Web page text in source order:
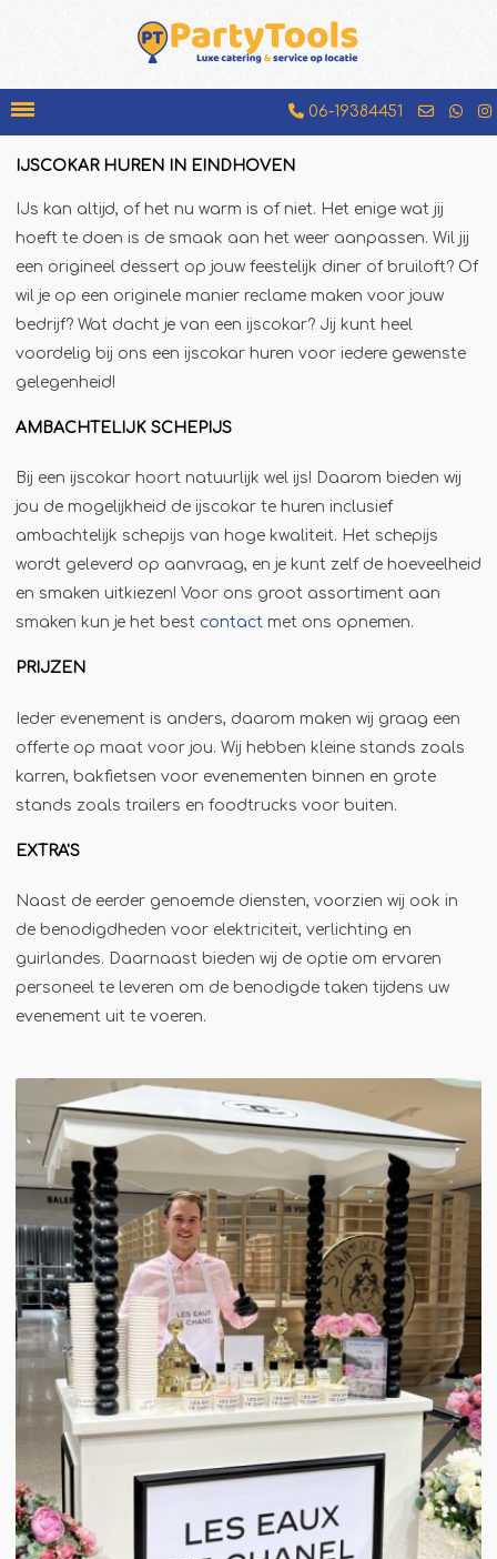
06-19384451
Chocolademelkkraam
Espressobar
Foodtruck
Glühweinkraam
IJscokar
Jägermeister-tap
Kebabgrill
Partytrailer
Poffertjes
Popcornmachine
Slurphut
Smoothiebar
Soepkraam
Stroopwafelkraam
Suikerspinmachine
Wafelkraam
Winterkraam
IJSCOKAR HUREN IN EINDHOVEN
IJs kan altijd, of het nu warm is of niet. Het enige wat jij
hoeft te doen is de smaak aan het weer aanpassen. Wil jij
een origineel dessert op jouw feestelijk diner of bruiloft? Of
wil je op een originele manier reclame maken voor jouw
bedrijf? Wat dacht je van een ijscokar? Jij kunt heel
voordelig bij ons een ijscokar huren voor iedere gewenste
gelegenheid!
AMBACHTELIJK SCHEPIJS
Bij een ijscokar hoort natuurlijk wel ijs! Daarom bieden wij
jou de mogelijkheid de ijscokar te huren inclusief
ambachtelijk schepijs van hoge kwaliteit. Het schepijs
wordt geleverd op aanvraag, en je kunt zelf de hoeveelheid
en smaken uitkiezen! Voor ons groot assortiment aan
smaken kun je het best contact met ons opnemen.
PRIJZEN
Ieder evenement is anders, daarom maken wij graag een
offerte op maat voor jou. Wij hebben kleine stands zoals
karren, bakfietsen voor evenementen binnen en grote
stands zoals trailers en foodtrucks voor buiten.
EXTRA'S
Naast de eerder genoemde diensten, voorzien wij ook in
de benodigdheden voor elektriciteit, verlichting en
guirlandes. Daarnaast bieden wij de optie om ervaren
personeel te leveren om de benodigde taken tijdens uw
evenement uit te voeren.